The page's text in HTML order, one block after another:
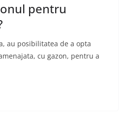
pentru
au posibilitatea de a opta
cu gazon, pentru a